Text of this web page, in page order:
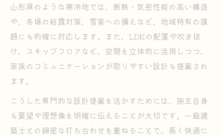
山形県のような寒冷地では、断熱・気密性能の高い構造
や、冬場の結露対策、雪害への備えなど、地域特有の課
題にも的確に対応します。また、LDKの配置や吹き抜
け、スキップフロアなど、空間を立体的に活用しつつ、
家族のコミュニケーションが取りやすい設計も提案され
ます。
こうした専門的な設計提案を活かすためには、施主自身
も要望や理想像を明確に伝えることが大切です。一級建
築士との綿密な打ち合わせを重ねることで、長く快適に